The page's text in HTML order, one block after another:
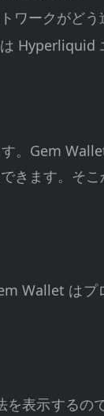
ワークがどう
Hyperliquid
。Gem
きます。そ
Wallet はプ
表示するの